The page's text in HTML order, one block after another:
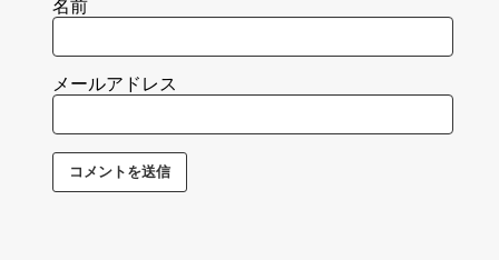
名前
メールアドレス